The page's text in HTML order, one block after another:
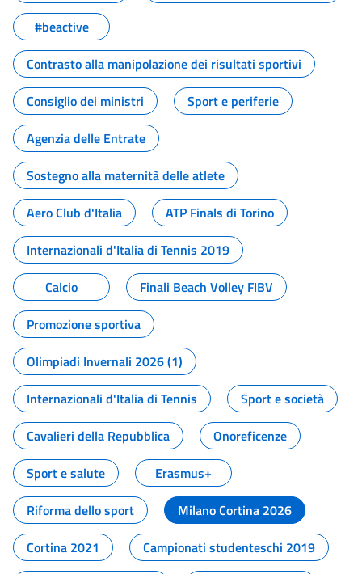
#beactive
Contrasto alla manipolazione dei risultati sportivi
Consiglio dei ministri
Sport e periferie
Agenzia delle Entrate
Sostegno alla maternità delle atlete
Aero Club d'Italia
ATP Finals di Torino
Internazionali d'Italia di Tennis 2019
Calcio
Finali Beach Volley FIBV
Promozione sportiva
Olimpiadi Invernali 2026 (1)
Internazionali d'Italia di Tennis
Sport e società
Cavalieri della Repubblica
Onoreficenze
Sport e salute
Erasmus+
Riforma dello sport
Milano Cortina 2026
Cortina 2021
Campionati studenteschi 2019